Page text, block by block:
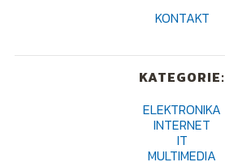
KONTAKT
KATEGORIE:
ELEKTRONIKA
INTERNET
IT
MULTIMEDIA